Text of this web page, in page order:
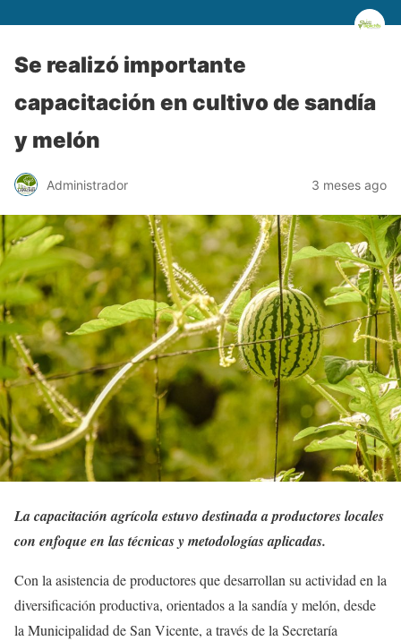
Se realizó importante
capacitación en cultivo de sandía
y melón
Administrador 3 meses ago
La capacitación agrícola estuvo destinada a productores locales
con enfoque en las técnicas y metodologías aplicadas.
Con la asistencia de productores que desarrollan su actividad en la
diversificación productiva, orientados a la sandía y melón, desde
la Municipalidad de San Vicente, a través de la Secretaría